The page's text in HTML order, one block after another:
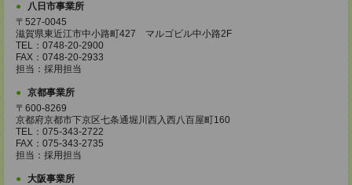
八日市事業所
〒527-0045
滋賀県東近江市中小路町427 マルゴビル中小路2F
TEL：0748-20-2900
FAX：0748-20-2933
担当：採用担当
京都事業所
〒600-8269
京都府京都市下京区七条通堀川西入西八百屋町160
TEL：075-343-2722
FAX：075-343-2735
担当：採用担当
大阪事業所